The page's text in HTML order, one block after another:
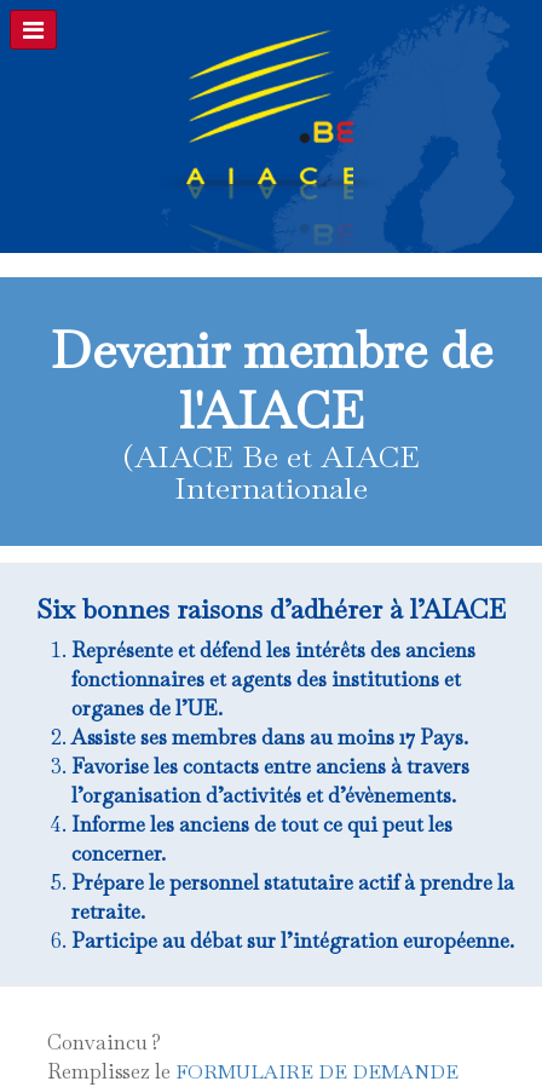
Devenir membre de
l'AIACE
(AIACE Be et AIACE
Internationale
Six bonnes raisons d’adhérer à l’AIACE
Représente et défend les intérêts des anciens
fonctionnaires et agents des institutions et
organes de l’UE.
Assiste ses membres dans au moins 17 Pays.
Favorise les contacts entre anciens à travers
l’organisation d’activités et d’évènements.
Informe les anciens de tout ce qui peut les
concerner.
Prépare le personnel statutaire actif à prendre la
retraite.
Participe au débat sur l’intégration européenne.
Convaincu ?
Remplissez le FORMULAIRE DE DEMANDE